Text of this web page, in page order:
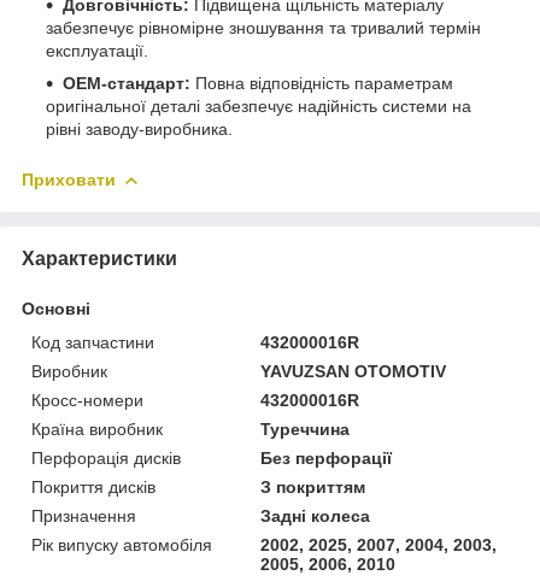
Довговічність: Підвищена щільність матеріалу
забезпечує рівномірне зношування та тривалий термін
експлуатації.
OEM-стандарт: Повна відповідність параметрам
оригінальної деталі забезпечує надійність системи на
рівні заводу-виробника.
Приховати
Характеристики
Основні
Код запчастини
432000016R
Виробник
YAVUZSAN OTOMOTIV
Кросс-номери
432000016R
Країна виробник
Туреччина
Перфорація дисків
Без перфорації
Покриття дисків
З покриттям
Призначення
Задні колеса
Рік випуску автомобіля
2002, 2025, 2007, 2004, 2003,
2005, 2006, 2010